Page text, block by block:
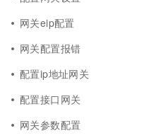
网关eip配置
网关配置报错
配置ip地址网关
配置接口网关
网关参数配置